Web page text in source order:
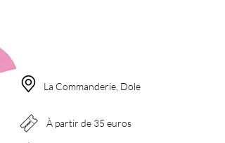
La Commanderie, Dole
À partir de 35 euros